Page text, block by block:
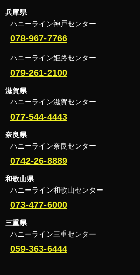
兵庫県
ハニーライン神戸センター
078-967-7766
ハニーライン姫路センター
079-261-2100
滋賀県
ハニーライン滋賀センター
077-544-4443
奈良県
ハニーライン奈良センター
0742-26-8889
和歌山県
ハニーライン和歌山センター
073-477-6000
三重県
ハニーライン三重センター
059-363-6444